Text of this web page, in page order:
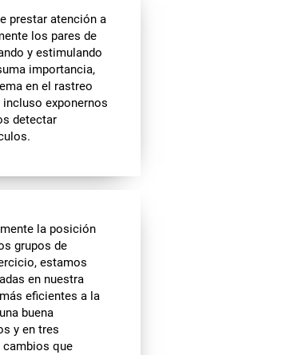
prestar atención a
los pares de
y estimulando
importancia,
en el rastreo
exponernos
detectar
la posición
grupos de
estamos
en nuestra
eficientes a la
buena
y en tres
cambios que